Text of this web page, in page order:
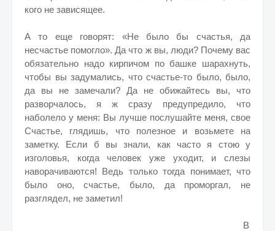
кого не зависящее.
А то еще говорят: «Не было бы счастья, да
несчастье помогло». Да что ж вы, люди? Почему вас
обязательно надо кирпичом по башке шарахнуть,
чтобы вы задумались, что счастье-то было, было,
да вы не замечали? Да не обижайтесь вы, что
разворчалось, я ж сразу предупредило, что
наболело у меня: Вы лучше послушайте меня, свое
Счастье, глядишь, что полезное и возьмете на
заметку. Если б вы знали, как часто я стою у
изголовья, когда человек уже уходит, и слезы
наворачиваются! Ведь только тогда понимает, что
было оно, счастье, было, да проморгал, не
разглядел, не заметил!
В